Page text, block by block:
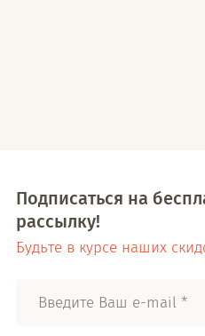
Подписаться на
рассылку!
Будьте в курсе наших